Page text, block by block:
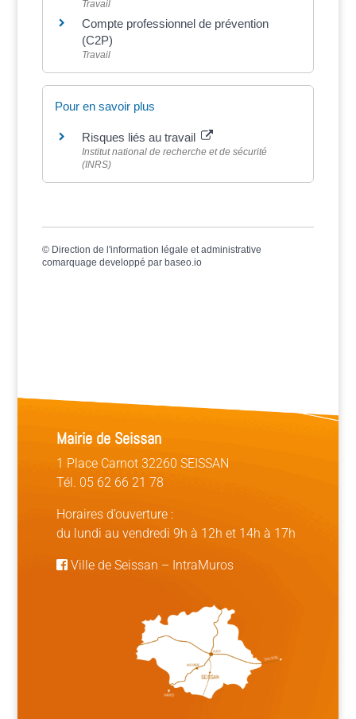
Travail
Compte professionnel de prévention
(C2P)
Travail
Pour en savoir plus
Risques liés au travail
Institut national de recherche et de sécurité
(INRS)
© Direction de l'information légale et administrative
comarquage developpé par baseo.io
Mairie de Seissan
1 Place Carnot 32260 SEISSAN
Tél. 05 62 66 21 78
Horaires d’ouverture :
du lundi au vendredi 9h à 12h et 14h à 17h
Ville de Seissan – IntraMuros